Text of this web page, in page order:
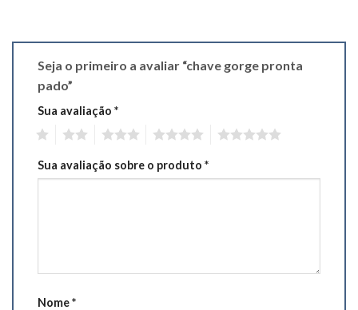
Seja o primeiro a avaliar “chave gorge pronta
pado”
Sua avaliação *
Sua avaliação sobre o produto *
Nome*